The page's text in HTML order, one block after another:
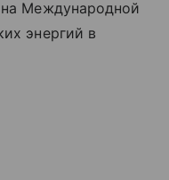
Международной
энергий в